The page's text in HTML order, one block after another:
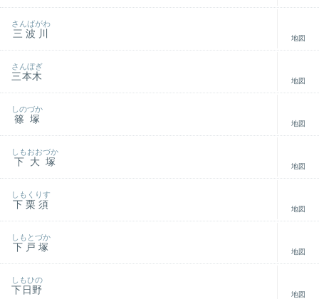
三波川
さんばがわ
地図
三本木
さんぼぎ
地図
篠塚
しのづか
地図
下大塚
しもおおづか
地図
下栗須
しもくりす
地図
下戸塚
しもとづか
地図
下日野
しもひの
地図